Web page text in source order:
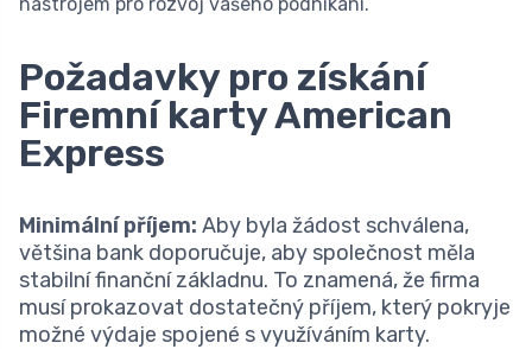
Požadavky pro získání
Firemní karty American
Express
Minimální příjem: Aby byla žádost schválena,
většina bank doporučuje, aby společnost měla
stabilní finanční základnu. To znamená, že firma
musí prokazovat dostatečný příjem, který pokryje
možné výdaje spojené s využíváním karty.